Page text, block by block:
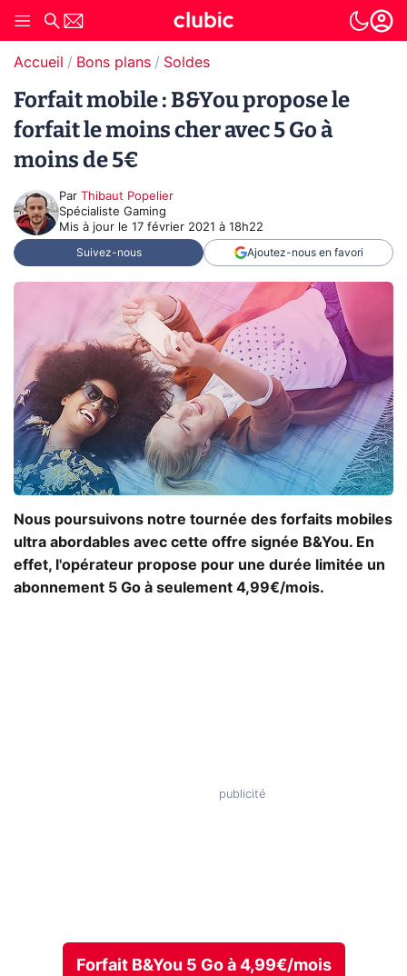
Accueil Bons plans Soldes
Forfait mobile : B&You propose le
forfait le moins cher avec 5 Go à
moins de 5€
Par Thibaut Popelier
Spécialiste Gaming
Mis à jour le 17 février 2021 à 18h22
Suivez-nous Ajoutez-nous en favori
Nous poursuivons notre tournée des forfaits mobiles
ultra abordables avec cette offre signée B&You. En
effet, l'opérateur propose pour une durée limitée un
abonnement 5 Go à seulement 4,99€/mois.
Forfait B&You 5 Go à 4,99€/mois